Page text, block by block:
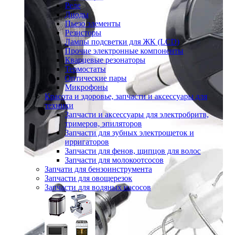
Реле
Диоды
Пьезо элементы
Резисторы
Лампы подсветки для ЖК (LCD)
Прочие электронные компоненты
Кварцевые резонаторы
Термостаты
Оптические пары
Микрофоны
Красота и здоровье, запчасти и аксессуары для
техники
Запчасти и аксессуары для электробритв,
тримеров, эпиляторов
Запчасти для зубных электрощеток и
ирригаторов
Запчасти для фенов, щипцов для волос
Запчасти для молокоотсосов
Запчати для бензоинструмента
Запчасти для овощерезок
Запчасти для водяных насосов